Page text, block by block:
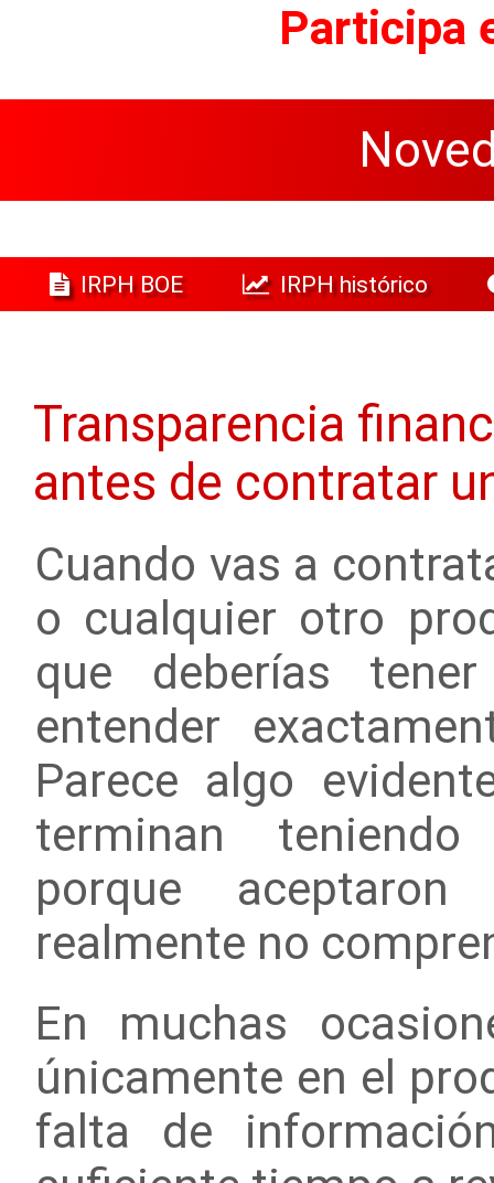
Participa
IRPH BOE IRPH histórico
Transparencia
antes de contratar
Cuando vas a
o cualquier otro
que deberías
entender
Parece algo
terminan teniendo
porque
realmente no
En muchas
únicamente en el
falta de